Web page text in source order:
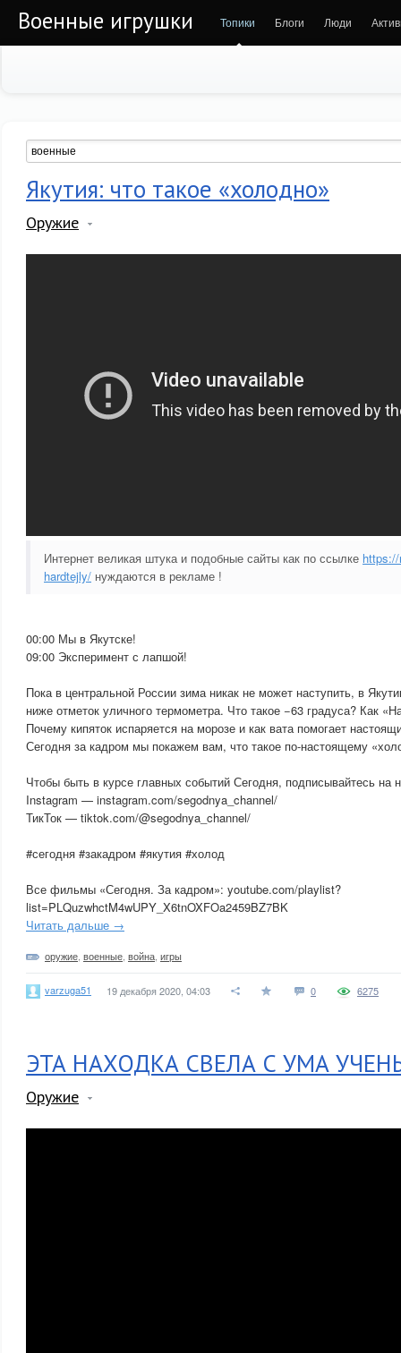
Военные игрушки Топики Блоги Люди
Якутия: что такое «холодно»
Оружие
Интернет великая штука и подобные сайты как по ссылке
hardtejly/ нуждаются в рекламе !
00:00 Мы в Якутске!
09:00 Эксперимент с лапшой!
Пока в центральной России зима никак не может наступить, в
ниже отметок уличного термометра. Что такое −63 градуса? Как
Почему кипяток испаряется на морозе и как вата помогает
Сегодня за кадром мы покажем вам, что такое по-настоящему
Чтобы быть в курсе главных событий Сегодня, подписывайтесь на
Instagram — instagram.com/segodnya_channel/
ТикТок — tiktok.com/@segodnya_channel/
#сегодня #закадром #якутия #холод
Все фильмы «Сегодня. За кадром»: youtube.com/playlist?
list=PLQuzwhctM4wUPY_X6tnOXFOa2459BZ7BK
Читать дальше →
оружие военные война игры
varzuga51 19 декабря 2020, 04:03 0 6275
ЭТА НАХОДКА СВЕЛА С УМА
Оружие